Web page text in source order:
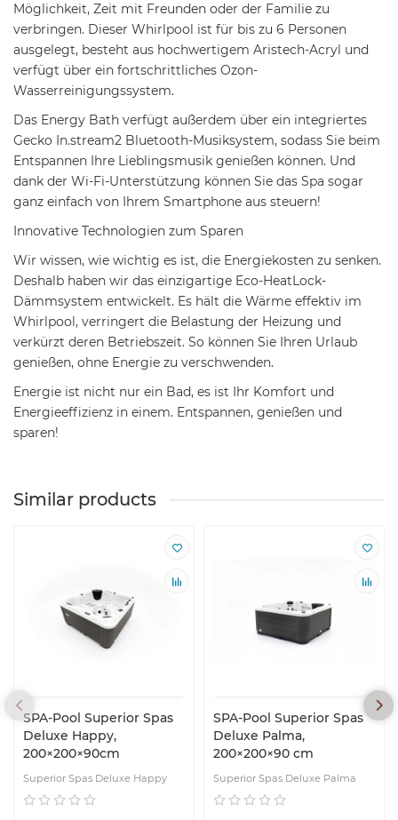
Möglichkeit, Zeit mit Freunden oder der Familie zu
verbringen. Dieser Whirlpool ist für bis zu 6 Personen
ausgelegt, besteht aus hochwertigem Aristech-Acryl und
verfügt über ein fortschrittliches Ozon-
Wasserreinigungssystem.
Das Energy Bath verfügt außerdem über ein integriertes
Gecko In.stream2 Bluetooth-Musiksystem, sodass Sie beim
Entspannen Ihre Lieblingsmusik genießen können. Und
dank der Wi-Fi-Unterstützung können Sie das Spa sogar
ganz einfach von Ihrem Smartphone aus steuern!
Innovative Technologien zum Sparen
Wir wissen, wie wichtig es ist, die Energiekosten zu senken.
Deshalb haben wir das einzigartige Eco-HeatLock-
Dämmsystem entwickelt. Es hält die Wärme effektiv im
Whirlpool, verringert die Belastung der Heizung und
verkürzt deren Betriebszeit. So können Sie Ihren Urlaub
genießen, ohne Energie zu verschwenden.
Energie ist nicht nur ein Bad, es ist Ihr Komfort und
Energieeffizienz in einem. Entspannen, genießen und
sparen!
Similar products
SPA-Pool Superior Spas
Deluxe Happy,
200×200×90cm
Superior Spas Deluxe Happy
SPA-Pool Superior Spas
Deluxe Palma,
200×200×90 cm
Superior Spas Deluxe Palma